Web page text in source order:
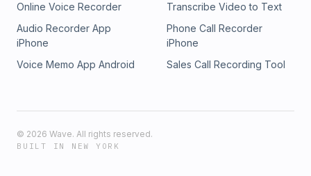
Online Voice Recorder
Transcribe Video to Text
Audio Recorder App
iPhone
Phone Call Recorder
iPhone
Voice Memo App Android
Sales Call Recording Tool
© 2026 Wave. All rights reserved.
BUILT IN NEW YORK